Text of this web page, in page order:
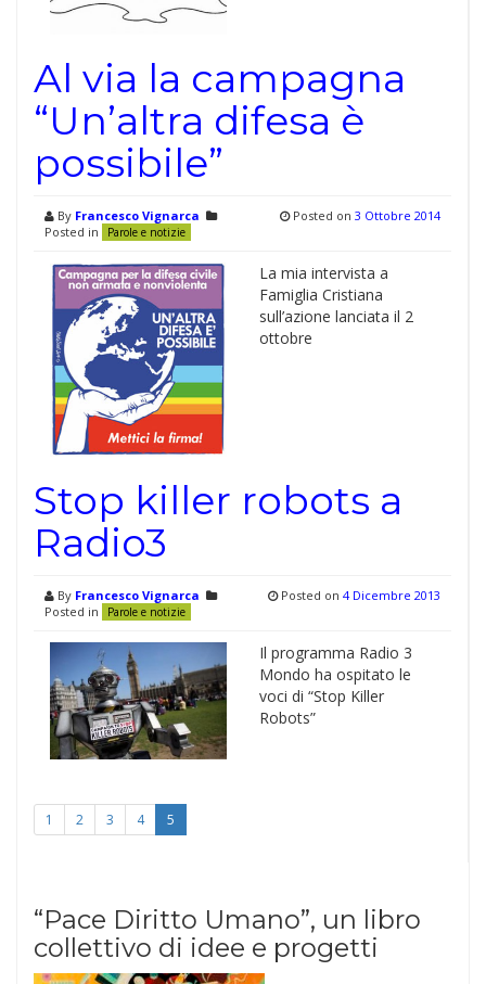
Al via la campagna
“Un’altra difesa è
possibile”
By Francesco Vignarca
Posted in
Parole e notizie
Posted on 3 Ottobre 2014
La mia intervista a
Famiglia Cristiana
sull’azione lanciata il 2
ottobre
Stop killer robots a
Radio3
By Francesco Vignarca
Posted in
Parole e notizie
Posted on 4 Dicembre 2013
Il programma Radio 3
Mondo ha ospitato le
voci di “Stop Killer
Robots”
1 2 3 4 5
“Pace Diritto Umano”, un libro
collettivo di idee e progetti